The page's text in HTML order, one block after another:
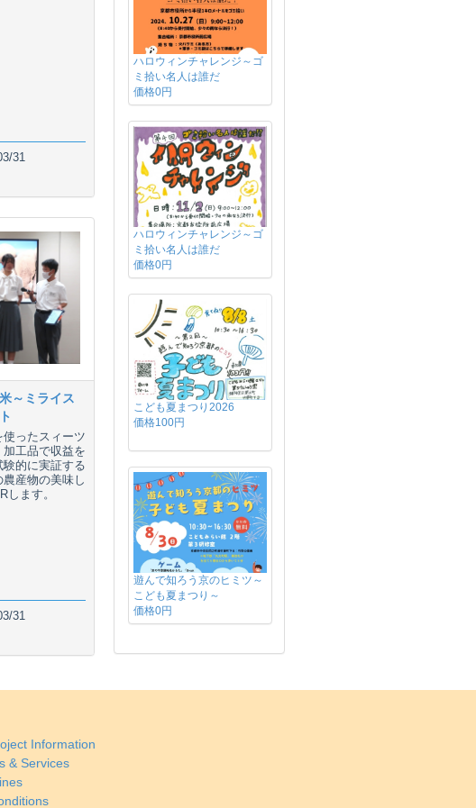
31
～ミライス
ったスィーツ
工品で収益を
的に実証する
産物の美味し
します。
31
ハロウィンチャレンジ～ゴ
ミ拾い名人は誰だ
価格0円
ハロウィンチャレンジ～ゴ
ミ拾い名人は誰だ
価格0円
こども夏まつり2026
価格100円
遊んで知ろう京のヒミツ～
こども夏まつり～
価格0円
Information
& Services